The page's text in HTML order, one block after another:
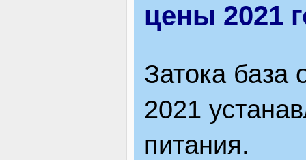
цены 2021
Затока
2021
питания.